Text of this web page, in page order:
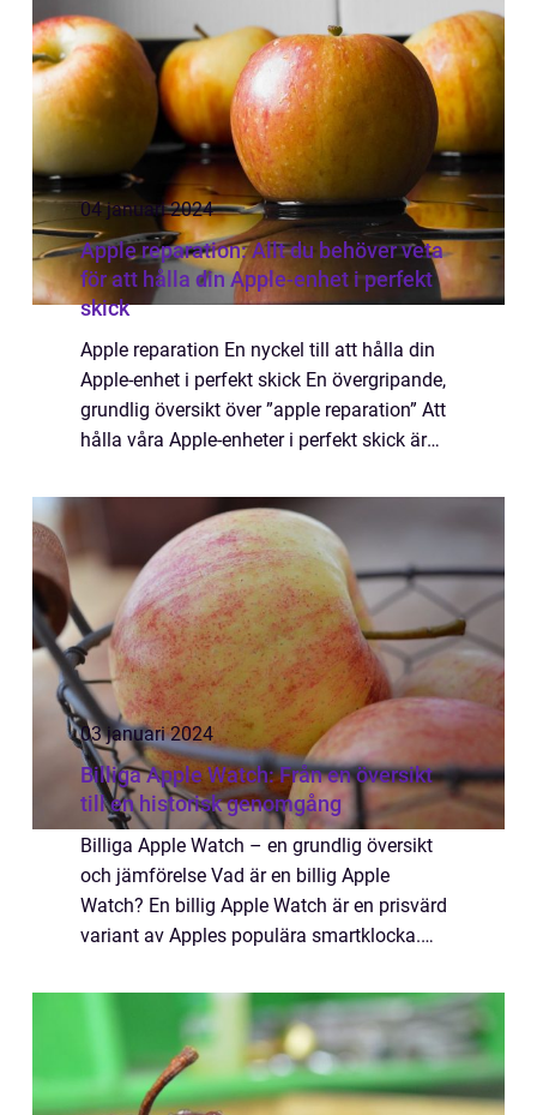
04 januari 2024
Apple reparation: Allt du behöver veta
för att hålla din Apple-enhet i perfekt
skick
Apple reparation En nyckel till att hålla din
Apple-enhet i perfekt skick En övergripande,
grundlig översikt över ”apple reparation” Att
hålla våra Apple-enheter i perfekt skick är
och optimal a...
03 januari 2024
Billiga Apple Watch: Från en översikt
till en historisk genomgång
Billiga Apple Watch – en grundlig översikt
och jämförelse Vad är en billig Apple
Watch? En billig Apple Watch är en prisvärd
variant av Apples populära smartklocka.
grundläggande funktionerna som de dyrare